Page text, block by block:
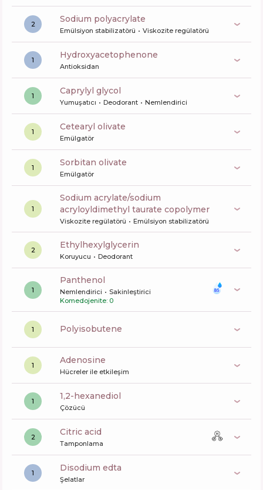
2 sodium polyacrylate
Emülsiyon stabilizatörü Viskozite regülatörü
1 Hydroxyacetophenone
Antioksidan
1 caprylyl glycol
Yumuşatıcı Deodorant Nemlendirici
1 cetearyl olivate
Emülgatör
1 sorbitan olivate
Emülgatör
1
sodium acrylate/sodium
acryloyldimethyl taurate copolymer
Viskozite regülatörü Emülsiyon stabilizatörü
2 ethylhexylglycerin
Koruyucu Deodorant
1
panthenol
Nemlendirici
Sakinleştirici
Komedojenite: 0
1 polyisobutene
1 Adenosine
Hücreler ile etkileşim
1 1,2-hexanediol
Çözücü
2 citric acid
Tamponlama
1 disodium edta
Şelatlar